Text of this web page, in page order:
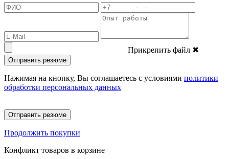
Прикрепить файл ✖
Отправить резюме
Нажимая на кнопку, Вы соглашаетесь с условиями политики
обработки персональных данных
Отправить резюме
Продолжить покупки
Конфликт товаров в корзине